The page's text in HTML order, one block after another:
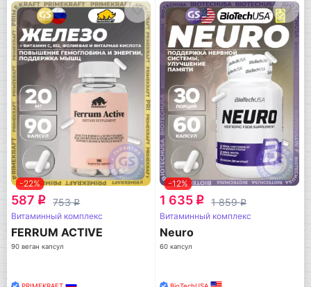
-22%
587 q 753q
Витаминный комплекс
FERRUM ACTIVE
90 веган капсул
-12%
1 635 q 1 859q
Витаминный комплекс
Neuro
60 капсул